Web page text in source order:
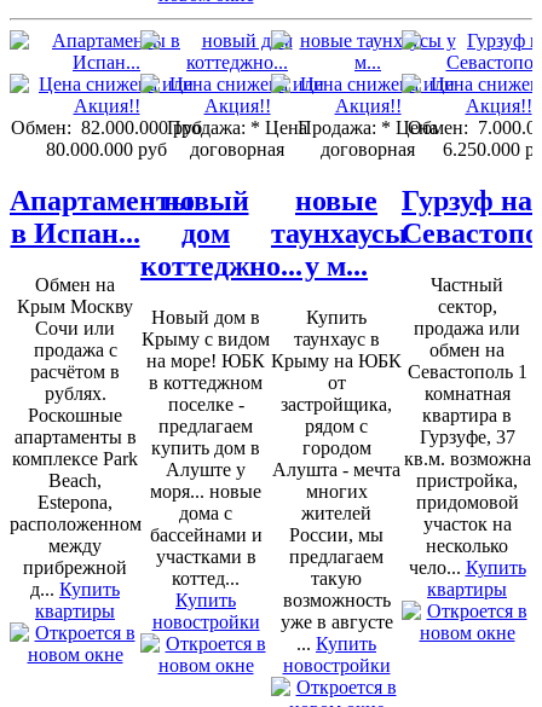
Обмен: 82.000.000 руб
80.000.000 руб
Апартаменты
в Испан...
Обмен на
Крым Москву
Сочи или
продажа с
расчётом в
рублях.
Роскошные
апартаменты в
комплексе Park
Beach,
Estepona,
расположенном
между
прибрежной
д... Купить
квартиры
Продажа: * Цена
договорная
новый
дом
коттеджно...
Новый дом в
Крыму с видом
на море! ЮБК
в коттеджном
поселке -
предлагаем
купить дом в
Алуште у
моря... новые
дома с
бассейнами и
участками в
коттед...
Купить
новостройки
Продажа: * Цена
договорная
новые
таунхаусы
у м...
Купить
таунхаус в
Крыму на ЮБК
от
застройщика,
рядом с
городом
Алушта - мечта
многих
жителей
России, мы
предлагаем
такую
возможность
уже в августе
... Купить
новостройки
Обмен:
6.250.000
Гурзуф на
Частный
сектор,
продажа или
обмен на
Севастополь 1
комнатная
квартира в
Гурзуфе, 37
кв.м. возможна
пристройка,
придомовой
участок на
несколько
чело... Купить
квартиры